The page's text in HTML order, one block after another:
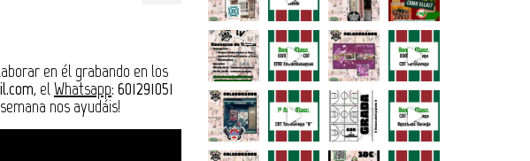
en él grabando en los
, elWhatsapp: 601291051
nos ayudáis!